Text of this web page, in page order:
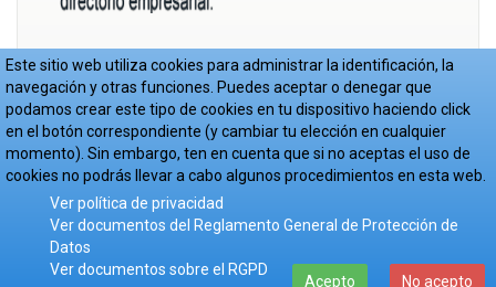
© Copyright Admifin S.L. 2017-2018-Aviso Legal-Política de Privacidad-
Cookies- Web realizada por JoomlaEmpresa.es
Este sitio web utiliza cookies para administrar la identificación, la
navegación y otras funciones. Puedes aceptar o denegar que
podamos crear este tipo de cookies en tu dispositivo haciendo click
en el botón correspondiente (y cambiar tu elección en cualquier
momento). Sin embargo, ten en cuenta que si no aceptas el uso de
cookies no podrás llevar a cabo algunos procedimientos en esta web.
Ver política de privacidad
Ver documentos del Reglamento General de Protección de
Datos
Ver documentos sobre el RGPD
No acepto
Acepto